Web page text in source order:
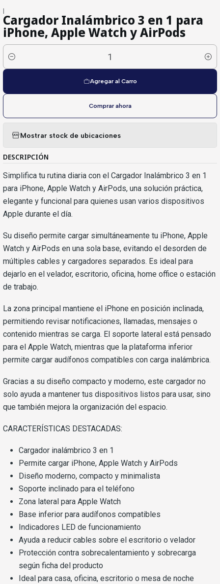
|
Cargador Inalámbrico 3 en 1 para
iPhone, Apple Watch y AirPods
Cantidad
Agregar al Carro
Comprar ahora
Mostrar stock de ubicaciones
DESCRIPCIÓN
Simplifica tu rutina diaria con el Cargador Inalámbrico 3 en 1
para iPhone, Apple Watch y AirPods, una solución práctica,
elegante y funcional para quienes usan varios dispositivos
Apple durante el día.
Su diseño permite cargar simultáneamente tu iPhone, Apple
Watch y AirPods en una sola base, evitando el desorden de
múltiples cables y cargadores separados. Es ideal para
dejarlo en el velador, escritorio, oficina, home office o estación
de trabajo.
La zona principal mantiene el iPhone en posición inclinada,
permitiendo revisar notificaciones, llamadas, mensajes o
contenido mientras se carga. El soporte lateral está pensado
para el Apple Watch, mientras que la plataforma inferior
permite cargar audífonos compatibles con carga inalámbrica.
Gracias a su diseño compacto y moderno, este cargador no
solo ayuda a mantener tus dispositivos listos para usar, sino
que también mejora la organización del espacio.
CARACTERÍSTICAS DESTACADAS:
Cargador inalámbrico 3 en 1
Permite cargar iPhone, Apple Watch y AirPods
Diseño moderno, compacto y minimalista
Soporte inclinado para el teléfono
Zona lateral para Apple Watch
Base inferior para audífonos compatibles
Indicadores LED de funcionamiento
Ayuda a reducir cables sobre el escritorio o velador
Protección contra sobrecalentamiento y sobrecarga
según ficha del producto
Ideal para casa, oficina, escritorio o mesa de noche